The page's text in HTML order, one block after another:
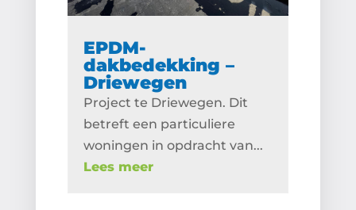
EPDM-
dakbedekking –
Driewegen
Project te Driewegen. Dit
betreft een particuliere
woningen in opdracht van...
Lees meer